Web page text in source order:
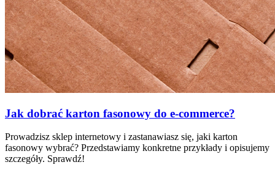
Jak dobrać karton fasonowy do e-commerce?
Prowadzisz sklep internetowy i zastanawiasz się, jaki karton
fasonowy wybrać? Przedstawiamy konkretne przykłady i opisujemy
szczegóły. Sprawdź!